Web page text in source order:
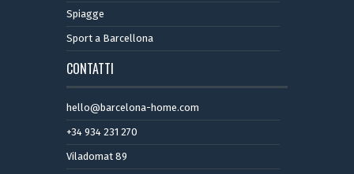
Spiagge
Sport a Barcellona
CONTATTI
hello@barcelona-home.com
+34 934 231 270
Viladomat 89